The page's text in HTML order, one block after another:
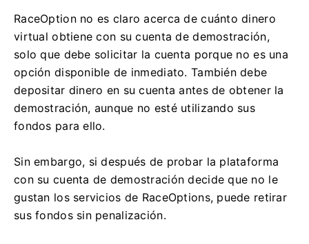
RaceOption no es claro acerca de cuánto dinero
virtual obtiene con su cuenta de demostración,
solo que debe solicitar la cuenta porque no es una
opción disponible de inmediato. También debe
depositar dinero en su cuenta antes de obtener la
demostración, aunque no esté utilizando sus
fondos para ello.
Sin embargo, si después de probar la plataforma
con su cuenta de demostración decide que no le
gustan los servicios de RaceOptions, puede retirar
sus fondos sin penalización.